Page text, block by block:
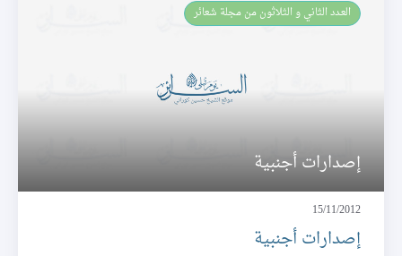
العـدد الثاني و الثلاثون من مجلة شعائر
إصدارات أجنبية
15/11/2012
إصدارات أجنبية